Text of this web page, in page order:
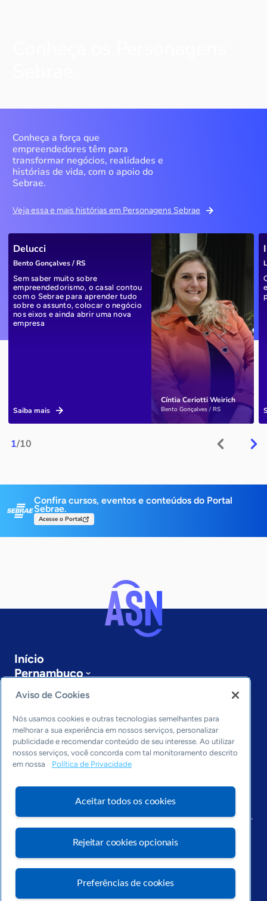
Conheça a força que
empreendedores têm para
transformar negócios, realidades e
histórias de vida, com o apoio do
Sebrae.
Veja essa e mais histórias em Personagens Sebrae
1/10
Cíntia Ceriotti Weirich
Bento Gonçalves / RS
Delucci
Bento Gonçalves / RS
Sem saber muito sobre
empreendedorismo, o casal contou
com o Sebrae para aprender tudo
sobre o assunto, colocar o negócio
nos eixos e ainda abrir uma nova
empresa
Saiba mais
Confira cursos, eventos e conteúdos do Portal
Sebrae.
Acesse o Portal
Início
Pernambuco
Sobre a ASN
Últimas notícias
Entre em contato
Editorias
Economia & Política
Inovação & Tecnologia
Cultura empreendedora
Arquivo
Aviso de Cookies
Nós usamos cookies e outras tecnologias semelhantes para
melhorar a sua experiência em nossos serviços, personalizar
publicidade e recomendar conteúdo de seu interesse. Ao utilizar
nossos serviços, você concorda com tal monitoramento descrito
em nossa
Política de Privacidade
Aceitar todos os cookies
Rejeitar cookies opcionais
Preferências de cookies